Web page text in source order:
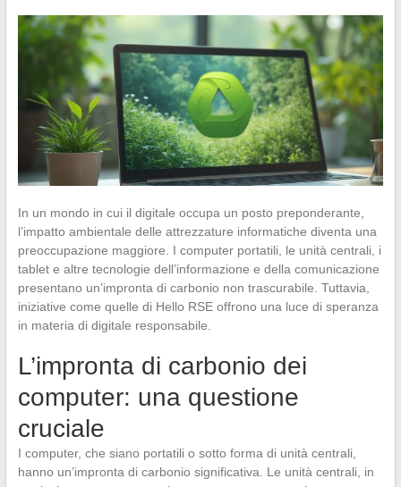
In un mondo in cui il digitale occupa un posto preponderante,
l’impatto ambientale delle attrezzature informatiche diventa una
preoccupazione maggiore. I computer portatili, le unità centrali, i
tablet e altre tecnologie dell’informazione e della comunicazione
presentano un’impronta di carbonio non trascurabile. Tuttavia,
iniziative come quelle di Hello RSE offrono una luce di speranza
in materia di digitale responsabile.
L’impronta di carbonio dei
computer: una questione
cruciale
I computer, che siano portatili o sotto forma di unità centrali,
hanno un’impronta di carbonio significativa. Le unità centrali, in